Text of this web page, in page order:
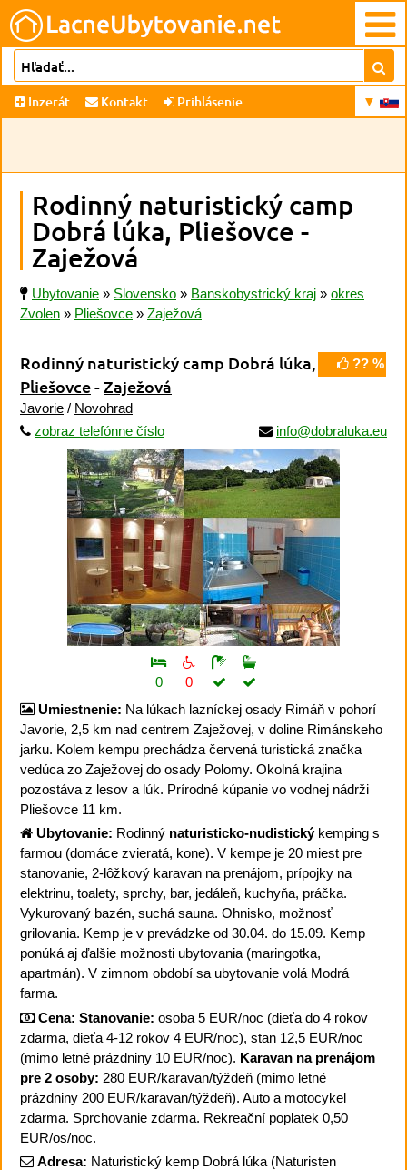
Inzerát Kontakt Prihlásenie
Rodinný naturistický camp
Dobrá lúka, Pliešovce -
Zaježová
Ubytovanie » Slovensko » Banskobystrický kraj » okres
Zvolen » Pliešovce » Zaježová
?? %
Rodinný naturistický camp Dobrá lúka,
Pliešovce-Zaježová
Javorie / Novohrad
zobraz telefónne číslo
info@dobraluka.eu
0
0
Umiestnenie: Na lúkach lazníckej osady Rimáň v pohorí
Javorie, 2,5 km nad centrem Zaježovej, v doline Rimánskeho
jarku. Kolem kempu prechádza červená turistická značka
vedúca zo Zaježovej do osady Polomy. Okolná krajina
pozostáva z lesov a lúk. Prírodné kúpanie vo vodnej nádrži
Pliešovce 11 km.
Ubytovanie: Rodinný naturisticko-nudistickýkemping s
farmou (domáce zvieratá, kone). V kempe je 20 miest pre
stanovanie, 2-lôžkový karavan na prenájom, prípojky na
elektrinu, toalety, sprchy, bar, jedáleň, kuchyňa, práčka.
Vykurovaný bazén, suchá sauna. Ohnisko, možnosť
grilovania. Kemp je v prevádzke od 30.04. do 15.09. Kemp
ponúká aj ďalšie možnosti ubytovania (maringotka,
apartmán). V zimnom období sa ubytovanie volá Modrá
farma.
Cena: Stanovanie: osoba 5 EUR/noc (dieťa do 4 rokov
zdarma, dieťa 4-12 rokov 4 EUR/noc), stan 12,5 EUR/noc
(mimo letné prázdniny 10 EUR/noc). Karavan na prenájom
pre 2 osoby: 280 EUR/karavan/týždeň (mimo letné
prázdniny 200 EUR/karavan/týždeň). Auto a motocykel
zdarma. Sprchovanie zdarma. Rekreační poplatek 0,50
EUR/os/noc.
Adresa: Naturistický kemp Dobrá lúka (Naturisten